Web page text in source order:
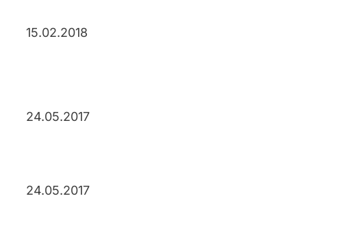
15.02.2018
24.05.2017
24.05.2017